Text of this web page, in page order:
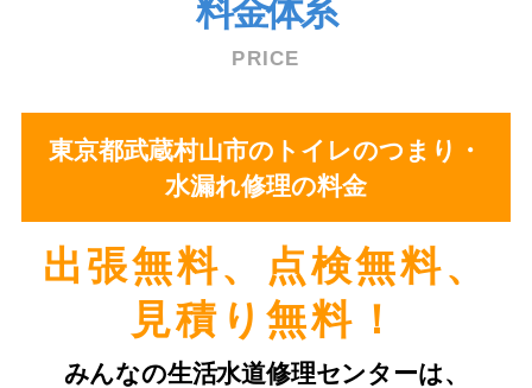
料金体系
PRICE
東京都武蔵村山市のトイレのつまり・
水漏れ修理の料金
出張無料、点検無料、
⾒積り無料！
みんなの⽣活⽔道修理センターは、